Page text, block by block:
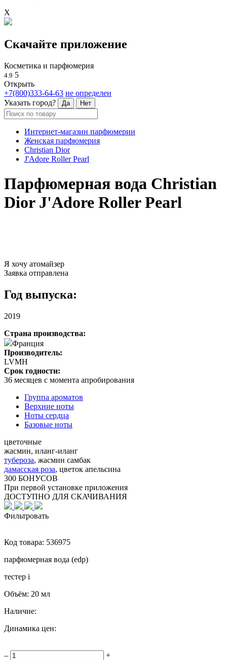
X
Скачайте приложение
Косметика и парфюмерия
4.9 5
Открыть
+7(800)333-64-63 не определен
Указать город?
Да Нет
Интернет-магазин парфюмерии
Женская парфюмерия
Christian Dior
J'Adore Roller Pearl
Парфюмерная вода Christian
Dior J'Adore Roller Pearl
Я хочу атомайзер
Заявка отправлена
Год выпуска:
2019
Страна производства:
Франция
Производитель:
LVMH
Срок годности:
36 месяцев с момента апробирования
Группа ароматов
Верхние ноты
Ноты сердца
Базовые ноты
цветочные
жасмин, иланг-иланг
тубероза, жасмин самбак
дамасская роза, цветок апельсина
300 БОНУСОВ
При первой установке приложения
ДОСТУПНО ДЛЯ СКАЧИВАНИЯ
Фильтровать
Код товара: 536975
парфюмерная вода (edp)
тестер i
Объём: 20 мл
Наличие:
Динамика цен:
– +